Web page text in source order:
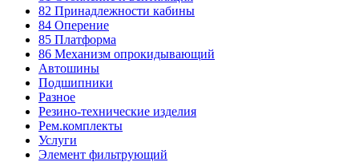
82 Принадлежности кабины
84 Оперение
85 Платформа
86 Механизм опрокидывающий
Автошины
Подшипники
Разное
Резино-технические изделия
Рем.комплекты
Услуги
Элемент фильтрующий